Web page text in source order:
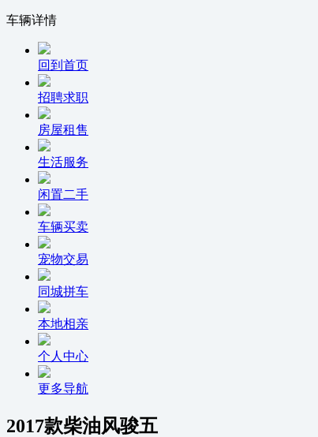
车辆详情
回到首页
招聘求职
房屋租售
生活服务
闲置二手
车辆买卖
宠物交易
同城拼车
本地相亲
个人中心
更多导航
2017款柴油风骏五